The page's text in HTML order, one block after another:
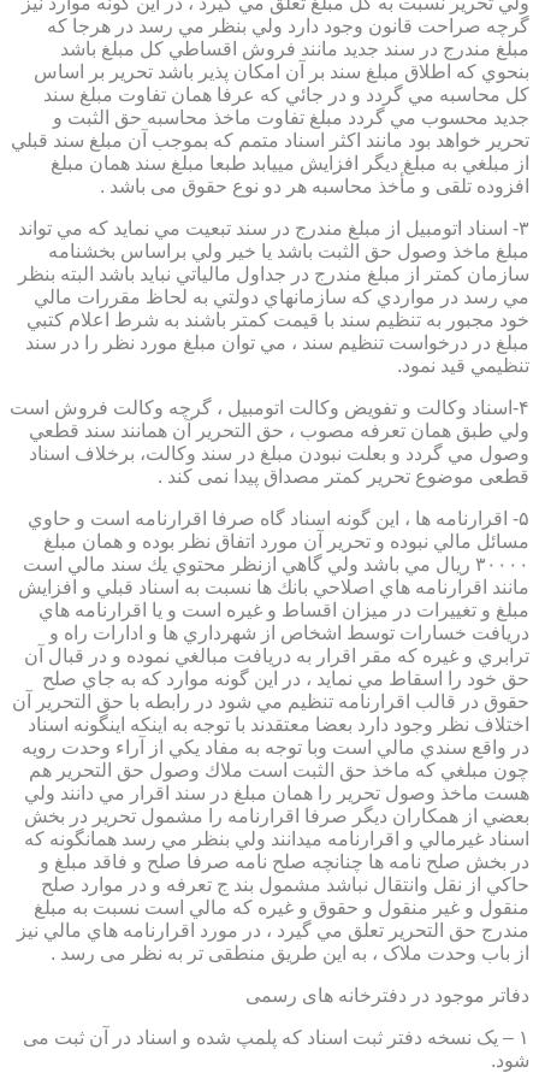
گرچه صراحت قانون وجود دارد ولي بنظر مي رسد در هرجا كه
مبلغ مندرج در سند جديد مانند فروش اقساطي كل مبلغ باشد
بنحوي كه اطلاق مبلغ سند بر آن امكان پذير باشد تحرير بر اساس
كل محاسبه مي گردد و در جائي كه عرفا همان تفاوت مبلغ سند
جديد محسوب مي گردد مبلغ تفاوت ماخذ محاسبه حق الثبت و
تحرير خواهد بود مانند اكثر اسناد متمم كه بموجب آن مبلغ سند قبلي
از مبلغي به مبلغ ديگر افزايش مييابد طبعا مبلغ سند همان مبلغ
افزوده تلقی و مأخذ محاسبه هر دو نوع حقوق می باشد .
۳- اسناد اتومبيل از مبلغ مندرج در سند تبعيت مي نمايد كه مي تواند
مبلغ ماخذ وصول حق الثبت باشد يا خير ولي براساس بخشنامه
سازمان كمتر از مبلغ مندرج در جداول مالياتي نبايد باشد البته بنظر
مي رسد در مواردي كه سازمانهاي دولتي به لحاظ مقررات مالي
خود مجبور به تنظيم سند با قيمت كمتر باشند به شرط اعلام كتبي
مبلغ در درخواست تنظيم سند ، مي توان مبلغ مورد نظر را در سند
تنظيمي قيد نمود.
۴-اسناد وكالت و تفويض وكالت اتومبيل ، گرچه وكالت فروش است
ولي طبق همان تعرفه مصوب ، حق التحرير آن همانند سند قطعي
وصول مي گردد و بعلت نبودن مبلغ در سند وكالت، برخلاف اسناد
قطعی موضوع تحریر کمتر مصداق پیدا نمی کند .
۵- اقرارنامه ها ، اين گونه اسناد گاه صرفا اقرارنامه است و حاوي
مسائل مالي نبوده و تحرير آن مورد اتفاق نظر بوده و همان مبلغ
۳۰۰۰۰ ريال مي باشد ولي گاهي ازنظر محتوي يك سند مالي است
مانند اقرارنامه هاي اصلاحي بانك ها نسبت به اسناد قبلي و افزايش
مبلغ و تغييرات در ميزان اقساط و غيره است و يا اقرارنامه هاي
دريافت خسارات توسط اشخاص از شهرداري ها و ادارات راه و
ترابري و غيره كه مقر اقرار به دريافت مبالغي نموده و در قبال آن
حق خود را اسقاط مي نمايد ، در اين گونه موارد كه به جاي صلح
حقوق در قالب اقرارنامه تنظيم مي شود در رابطه با حق التحرير آن
اختلاف نظر وجود دارد بعضا معتقدند با توجه به اينكه اينگونه اسناد
در واقع سندي مالي است وبا توجه به مفاد يكي از آراء وحدت رويه
چون مبلغي كه ماخذ حق الثبت است ملاك وصول حق التحرير هم
هست ماخذ وصول تحرير را همان مبلغ در سند اقرار مي دانند ولي
بعضي از همكاران ديگر صرفا اقرارنامه را مشمول تحرير در بخش
اسناد غيرمالي و اقرارنامه ميدانند ولي بنظر مي رسد همانگونه كه
در بخش صلح نامه ها چنانچه صلح نامه صرفا صلح و فاقد مبلغ و
حاكي از نقل وانتقال نباشد مشمول بند ج تعرفه و در موارد صلح
منقول و غير منقول و حقوق و غيره كه مالي است نسبت به مبلغ
مندرج حق التحرير تعلق مي گيرد ، در مورد اقرارنامه هاي مالي نيز
از باب وحدت ملاک ، به این طریق منطقی تر به نظر می رسد .
دفاتر موجود در دفترخانه های رسمی
۱ – یک نسخه دفتر ثبت اسناد که پلمپ شده و اسناد در آن ثبت می
شود.